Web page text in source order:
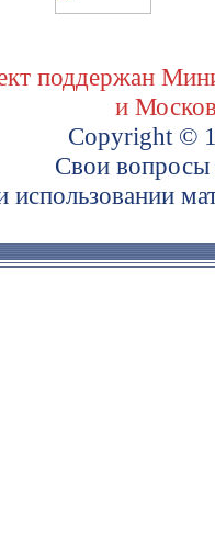
поддержан
и
Copyright ©
Свои вопросы
использовании